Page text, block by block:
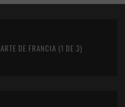
ARTE DE FRANCIA (1 DE 3)